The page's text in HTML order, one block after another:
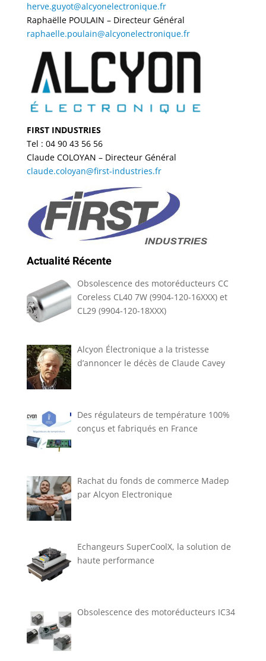
herve.guyot@alcyonelectronique.fr
Raphaëlle POULAIN – Directeur Général
raphaelle.poulain@alcyonelectronique.fr
FIRST INDUSTRIES
Tel : 04 90 43 56 56
Claude COLOYAN – Directeur Général
claude.coloyan@first-industries.fr
Actualité Récente
Obsolescence des motoréducteurs CC
Coreless CL40 7W (9904-120-16XXX) et
CL29 (9904-120-18XXX)
Alcyon Électronique a la tristesse
d’annoncer le décès de Claude Cavey
Des régulateurs de température 100%
conçus et fabriqués en France
Rachat du fonds de commerce Madep
par Alcyon Electronique
Echangeurs SuperCoolX, la solution de
haute performance
Obsolescence des motoréducteurs IC34